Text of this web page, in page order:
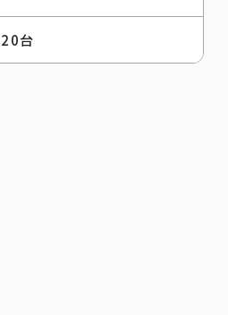
20台